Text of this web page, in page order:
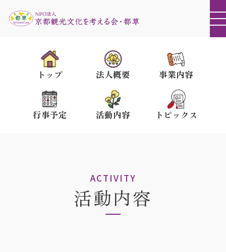
トップ 法人概要 事業内容
行事予定 活動内容 トピックス
ACTIVITY
活動内容